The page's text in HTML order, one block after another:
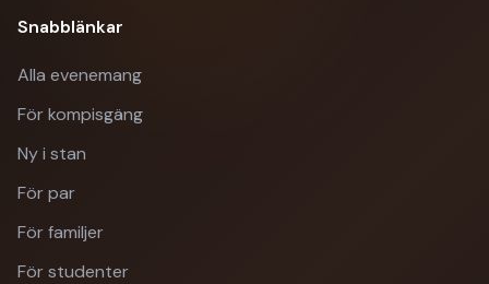
Snabblänkar
Alla evenemang
För kompisgäng
Ny i stan
För par
För familjer
För studenter